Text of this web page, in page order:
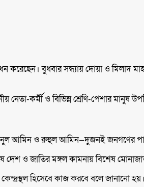
বুধবার সন্ধ্যায় দোয়া ও মিলাদ
নেতা-কর্মী ও বিভিন্ন শ্রেণি-পেশার
রুকনুল আমিন ও রুহুল আমিন—দুজনই জনগণের
দেশ ও জাতির মঙ্গল কামনায় বিশেষ
হিসেবে কাজ করবে বলে জানানো হয়।